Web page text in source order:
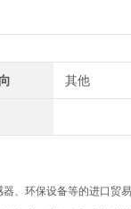
其他
、环保设备等的进口贸